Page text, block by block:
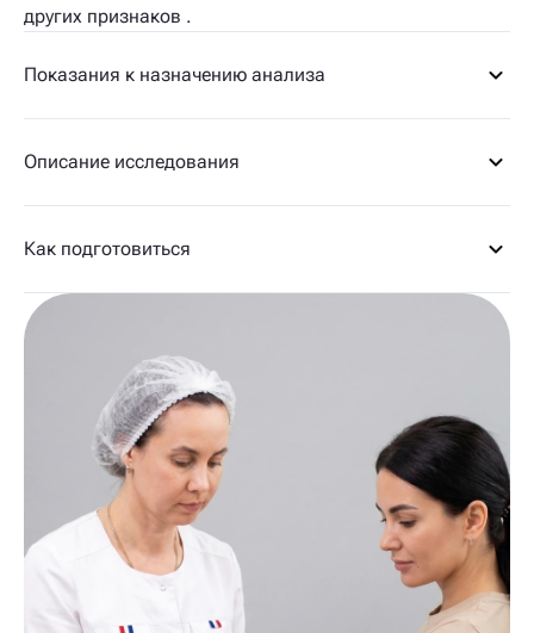
других признаков .
Показания к назначению анализа
Описание исследования
Как подготовиться